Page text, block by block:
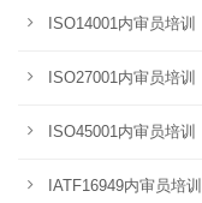
ISO14001内审员培训
ISO27001内审员培训
ISO45001内审员培训
IATF16949内审员培训